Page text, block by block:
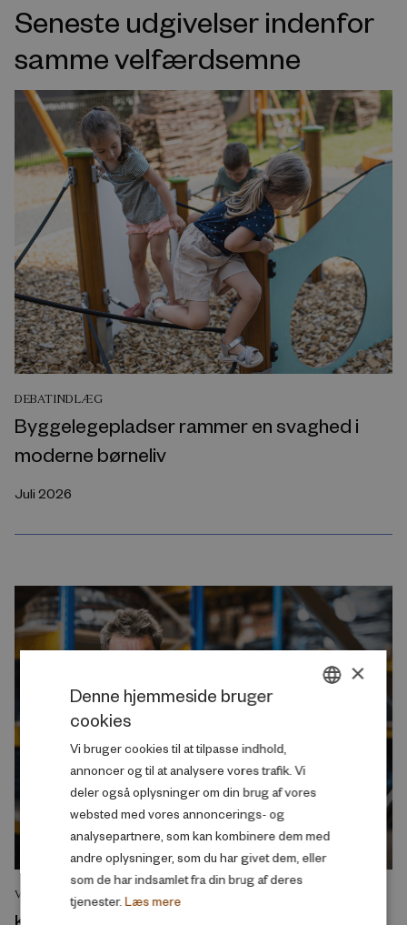
Seneste udgivelser indenfor
samme velfærdsemne
DEBATINDLÆG
Byggelegepladser rammer en svaghed i
moderne børneliv
Juli 2026
VIDENSOVERBLIK
×
Denne hjemmeside bruger
cookies
Vi bruger cookies til at tilpasse indhold,
annoncer og til at analysere vores trafik. Vi
deler også oplysninger om din brug af vores
websted med vores annoncerings- og
analysepartnere, som kan kombinere dem med
andre oplysninger, som du har givet dem, eller
som de har indsamlet fra din brug af deres
tjenester. Læs mere